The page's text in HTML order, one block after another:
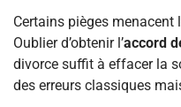
Certains pièges
Oublier d’obtenir l’accord
divorce suffit à effacer la
des erreurs classiques